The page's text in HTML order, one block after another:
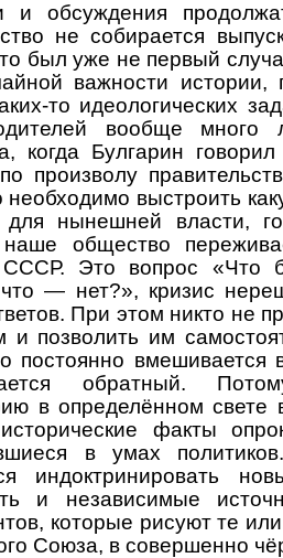
и обсуждения
не собирается
был уже не первый
важности
то идеологических
вообще
когда Булгарин
произволу
необходимо выстроить
нынешней власти,
наше общество
СССР. Это вопрос «Что
— нет?», кризис
При этом никто не
и позволить им
постоянно вмешивается
обратный.
в определённом свете
факты
в умах
индоктринировать
и независимые
которые рисуют те
Союза, в совершенно